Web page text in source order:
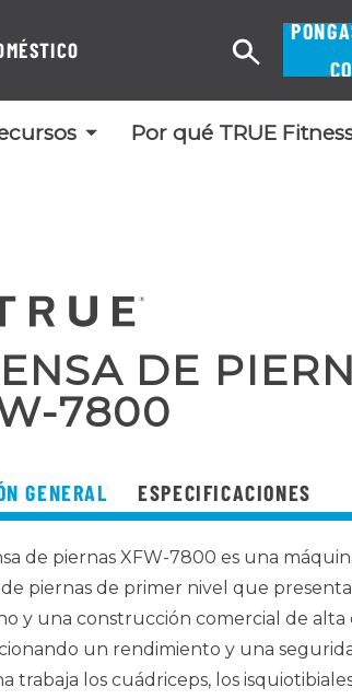
Por qué TRUE
Buscar
DE
7800
GENERAL ESPECIFICACIONES
de piernas XFW-7800 es una
piernas de primer nivel que
y una construcción comercial de alta
un rendimiento y una
trabaja los cuádriceps, los